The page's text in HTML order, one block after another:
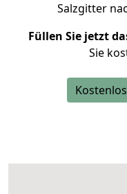
Salzgitter
Füllen Sie jetzt
Sie